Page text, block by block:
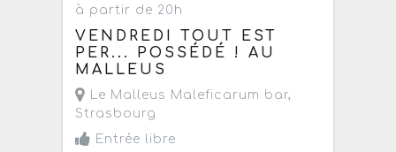
à partir de 20h
VENDREDI TOUT EST
PER... POSSÉDÉ ! AU
MALLEUS
Le Malleus Maleficarum bar,
Strasbourg
Entrée libre